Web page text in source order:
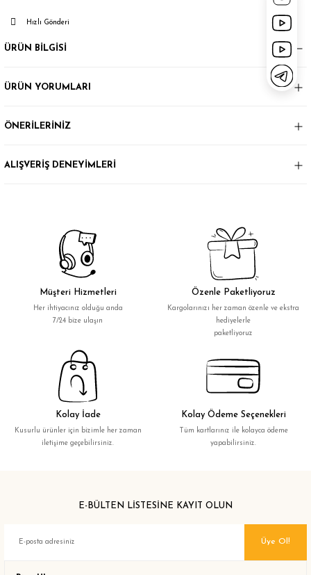
Hızlı Gönderi
ÜRÜN BİLGİSİ
ÜRÜN YORUMLARI
ÖNERİLERİNİZ
ALIŞVERİŞ DENEYİMLERİ
Müşteri Hizmetleri
Her ihtiyacınız olduğu anda
7/24 bize ulaşın
Özenle Paketliyoruz
Kargolarınızı her zaman özenle ve ekstra
hediyelerle
paketliyoruz
Kolay İade
Kusurlu ürünler için bizimle her zaman
iletişime geçebilirsiniz.
Kolay Ödeme Seçenekleri
Tüm kartlarınız ile kolayca ödeme
yapabilirsiniz.
E-BÜLTEN LİSTESİNE KAYIT OLUN
Üye Ol!